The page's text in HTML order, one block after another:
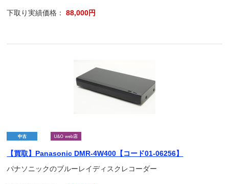
下取り実績価格：88,000円
【買取】Panasonic DMR-4W400【コード01-06256】
パナソニックのブルーレイディスクレコーダー